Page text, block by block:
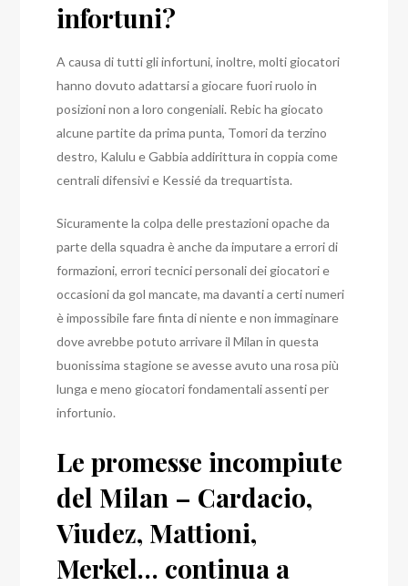
infortuni?
A causa di tutti gli infortuni, inoltre, molti giocatori
hanno dovuto adattarsi a giocare fuori ruolo in
posizioni non a loro congeniali. Rebic ha giocato
alcune partite da prima punta, Tomori da terzino
destro, Kalulu e Gabbia addirittura in coppia come
centrali difensivi e Kessié da trequartista.
Sicuramente la colpa delle prestazioni opache da
parte della squadra è anche da imputare a errori di
formazioni, errori tecnici personali dei giocatori e
occasioni da gol mancate, ma davanti a certi numeri
è impossibile fare finta di niente e non immaginare
dove avrebbe potuto arrivare il Milan in questa
buonissima stagione se avesse avuto una rosa più
lunga e meno giocatori fondamentali assenti per
infortunio.
Le promesse incompiute
del Milan – Cardacio,
Viudez, Mattioni,
Merkel… continua a